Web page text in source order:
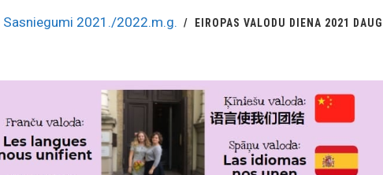
Sasniegumi 2021./2022.m.g. EIROPAS VALODU DIENA 2021